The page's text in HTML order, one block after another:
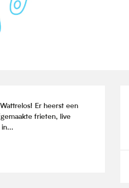
Er heerst een
frieten, live